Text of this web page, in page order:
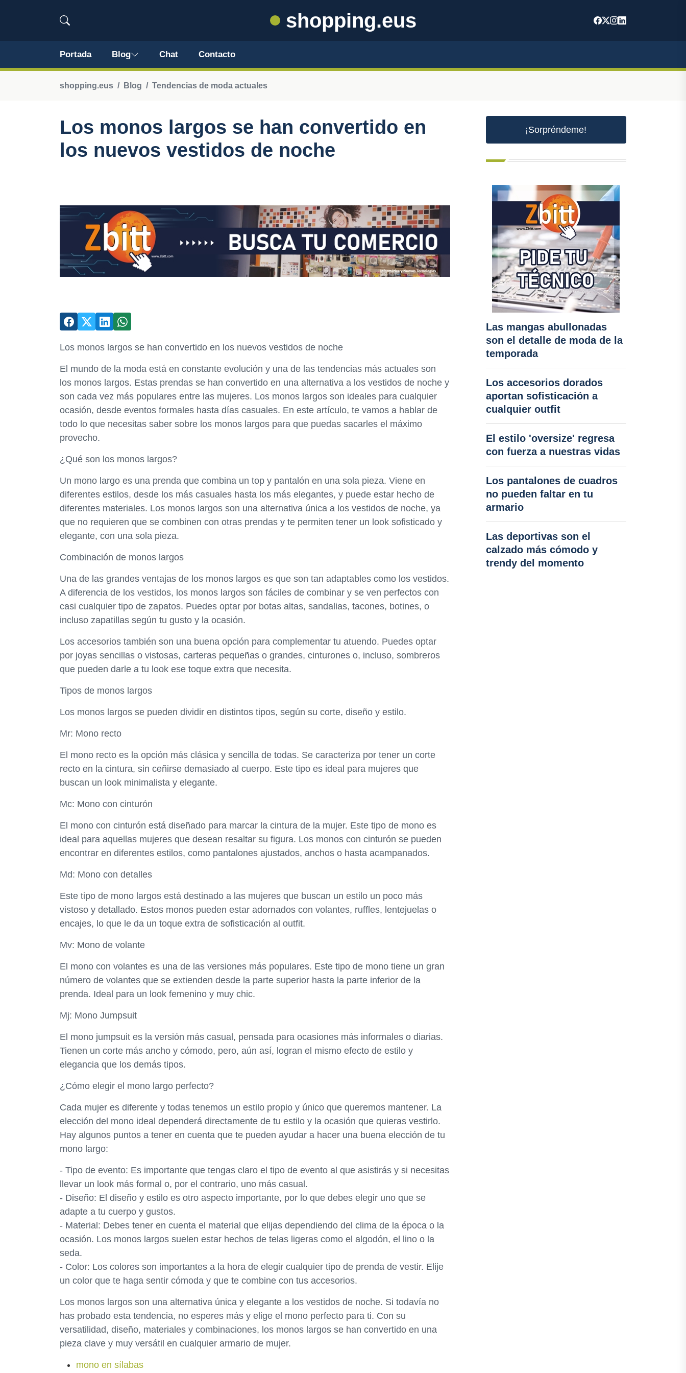
shopping.eus
Portada Blog Chat Contacto
shopping.eus Blog Tendencias de moda actuales
Los monos largos se han convertido en
los nuevos vestidos de noche
Los monos largos se han convertido en los nuevos vestidos de noche
El mundo de la moda está en constante evolución y una de las tendencias más actuales son
los monos largos. Estas prendas se han convertido en una alternativa a los vestidos de noche y
son cada vez más populares entre las mujeres. Los monos largos son ideales para cualquier
ocasión, desde eventos formales hasta días casuales. En este artículo, te vamos a hablar de
todo lo que necesitas saber sobre los monos largos para que puedas sacarles el máximo
provecho.
¿Qué son los monos largos?
Un mono largo es una prenda que combina un top y pantalón en una sola pieza. Viene en
diferentes estilos, desde los más casuales hasta los más elegantes, y puede estar hecho de
diferentes materiales. Los monos largos son una alternativa única a los vestidos de noche, ya
que no requieren que se combinen con otras prendas y te permiten tener un look sofisticado y
elegante, con una sola pieza.
Combinación de monos largos
Una de las grandes ventajas de los monos largos es que son tan adaptables como los vestidos.
A diferencia de los vestidos, los monos largos son fáciles de combinar y se ven perfectos con
casi cualquier tipo de zapatos. Puedes optar por botas altas, sandalias, tacones, botines, o
incluso zapatillas según tu gusto y la ocasión.
Los accesorios también son una buena opción para complementar tu atuendo. Puedes optar
por joyas sencillas o vistosas, carteras pequeñas o grandes, cinturones o, incluso, sombreros
que pueden darle a tu look ese toque extra que necesita.
Tipos de monos largos
Los monos largos se pueden dividir en distintos tipos, según su corte, diseño y estilo.
Mr: Mono recto
El mono recto es la opción más clásica y sencilla de todas. Se caracteriza por tener un corte
recto en la cintura, sin ceñirse demasiado al cuerpo. Este tipo es ideal para mujeres que
buscan un look minimalista y elegante.
Mc: Mono con cinturón
El mono con cinturón está diseñado para marcar la cintura de la mujer. Este tipo de mono es
ideal para aquellas mujeres que desean resaltar su figura. Los monos con cinturón se pueden
encontrar en diferentes estilos, como pantalones ajustados, anchos o hasta acampanados.
Md: Mono con detalles
Este tipo de mono largos está destinado a las mujeres que buscan un estilo un poco más
vistoso y detallado. Estos monos pueden estar adornados con volantes, ruffles, lentejuelas o
encajes, lo que le da un toque extra de sofisticación al outfit.
Mv: Mono de volante
El mono con volantes es una de las versiones más populares. Este tipo de mono tiene un gran
número de volantes que se extienden desde la parte superior hasta la parte inferior de la
prenda. Ideal para un look femenino y muy chic.
Mj: Mono Jumpsuit
El mono jumpsuit es la versión más casual, pensada para ocasiones más informales o diarias.
Tienen un corte más ancho y cómodo, pero, aún así, logran el mismo efecto de estilo y
elegancia que los demás tipos.
¿Cómo elegir el mono largo perfecto?
Cada mujer es diferente y todas tenemos un estilo propio y único que queremos mantener. La
elección del mono ideal dependerá directamente de tu estilo y la ocasión que quieras vestirlo.
Hay algunos puntos a tener en cuenta que te pueden ayudar a hacer una buena elección de tu
mono largo:
- Tipo de evento: Es importante que tengas claro el tipo de evento al que asistirás y si necesitas
llevar un look más formal o, por el contrario, uno más casual.
- Diseño: El diseño y estilo es otro aspecto importante, por lo que debes elegir uno que se
adapte a tu cuerpo y gustos.
- Material: Debes tener en cuenta el material que elijas dependiendo del clima de la época o la
ocasión. Los monos largos suelen estar hechos de telas ligeras como el algodón, el lino o la
seda.
- Color: Los colores son importantes a la hora de elegir cualquier tipo de prenda de vestir. Elije
un color que te haga sentir cómoda y que te combine con tus accesorios.
Los monos largos son una alternativa única y elegante a los vestidos de noche. Si todavía no
has probado esta tendencia, no esperes más y elige el mono perfecto para ti. Con su
versatilidad, diseño, materiales y combinaciones, los monos largos se han convertido en una
pieza clave y muy versátil en cualquier armario de mujer.
mono en sílabas
¡Sorpréndeme!
Las mangas abullonadas
son el detalle de moda de la
temporada
Los accesorios dorados
aportan sofisticación a
cualquier outfit
El estilo 'oversize' regresa
con fuerza a nuestras vidas
Los pantalones de cuadros
no pueden faltar en tu
armario
Las deportivas son el
calzado más cómodo y
trendy del momento